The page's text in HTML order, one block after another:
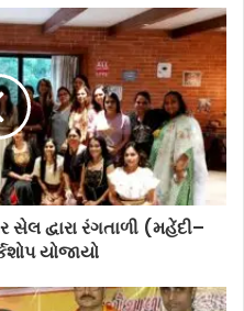
દ્વારા રંગતાળી (મહેંદી–
યોજાયો